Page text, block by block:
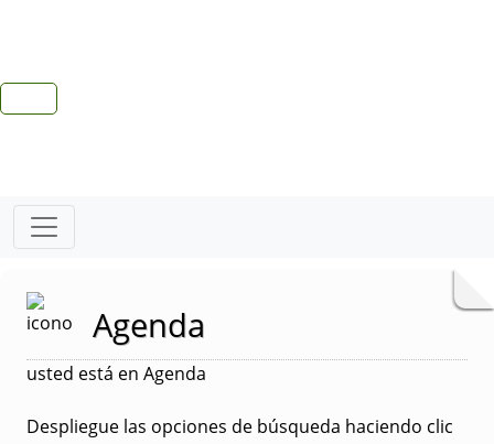
Agenda
usted está en Agenda
Despliegue las opciones de búsqueda haciendo clic